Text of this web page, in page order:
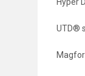
UTD®